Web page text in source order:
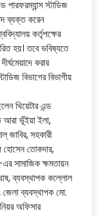
পারফরম্যান্স স্টাডিজ
ব্যক্ত করেন
কর্তৃপক্ষের
হয়। তবে ভবিষ্যতে
করার
বিভাগের বিভাগীয়
থিয়েটার এন্ড
আরা ভূঁইয়া ইলা,
সহকারী
হোসেন তোকদার,
সামাজিক ক্ষমতায়ন
ব্যবস্থাপক কল্লোল
জেলা ব্যবস্থাপক মো.
অফিসার